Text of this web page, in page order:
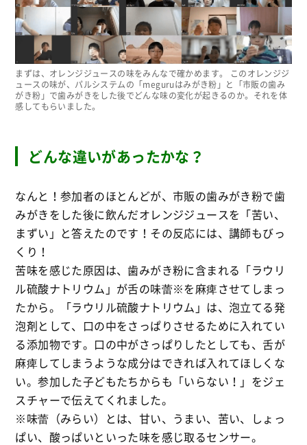
まずは、オレンジジュースの味をみんなで確かめます。 このオレンジジ
ュースの味が、パルシステムの「meguruはみがき粉」と「市販の歯み
がき粉」で歯みがきをした後でどんな味の変化が起きるのか。それを体
感してもらいました。
どんな違いがあったかな？
なんと！参加者のほとんどが、市販の歯みがき粉で歯
みがきをした後に飲んだオレンジジュースを「苦い、
まずい」と答えたのです！その反応には、講師もびっ
くり！
苦味を感じた原因は、歯みがき粉に含まれる「ラウリ
ル硫酸ナトリウム」が舌の味蕾※を麻痺させてしまっ
たから。「ラウリル硫酸ナトリウム」は、泡立てる発
泡剤として、口の中をさっぱりさせるために入れてい
る添加物です。口の中がさっぱりしたとしても、舌が
麻痺してしまうような成分はできれば入れてほしくな
い。参加した子どもたちからも「いらない！」をジェ
スチャーで伝えてくれました。
※味蕾（みらい）とは、甘い、うまい、苦い、しょっ
ぱい、酸っぱいといった味を感じ取るセンサー。